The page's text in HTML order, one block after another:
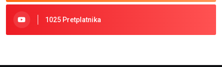
1025 Pretplatnika